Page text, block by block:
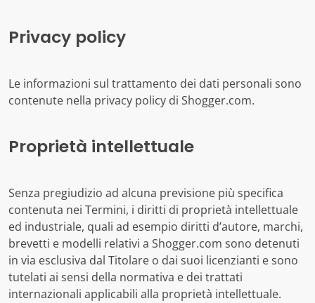
Privacy policy
Le informazioni sul trattamento dei dati personali sono
contenute nella privacy policy di Shogger.com.
Proprietà intellettuale
Senza pregiudizio ad alcuna previsione più specifica
contenuta nei Termini, i diritti di proprietà intellettuale
ed industriale, quali ad esempio diritti d’autore, marchi,
brevetti e modelli relativi a Shogger.com sono detenuti
in via esclusiva dal Titolare o dai suoi licenzianti e sono
tutelati ai sensi della normativa e dei trattati
internazionali applicabili alla proprietà intellettuale.